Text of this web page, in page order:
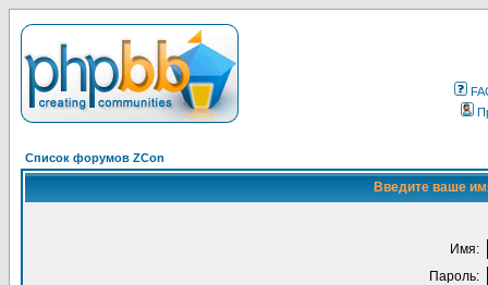
Список форумов ZCon
Введите ваше
Имя:
Пароль: